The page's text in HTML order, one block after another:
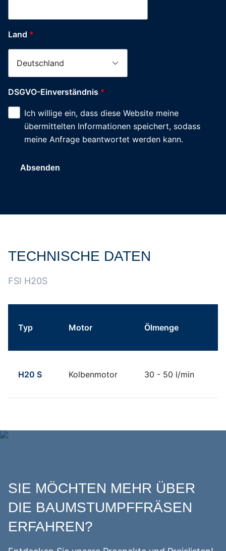
Firma
Telefonnummer
Stadt
Land *
DSGVO-Einverständnis *
Ich willige ein, dass diese Website meine
übermittelten Informationen speichert, sodass
meine Anfrage beantwortet werden kann.
Absenden
TECHNISCHE DATEN
FSI H20S
Typ Motor Ölmenge
H20 S Kolbenmotor 30 - 50 l/min
SIE MÖCHTEN MEHR ÜBER
DIE BAUMSTUMPFFRÄSEN
ERFAHREN?